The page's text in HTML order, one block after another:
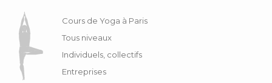
Cours de Yoga à Paris
Tous niveaux
Individuels, collectifs
Entreprises